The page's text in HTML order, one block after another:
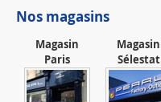
Nos magasins
Magasin
Paris
Magasin
Sélestat